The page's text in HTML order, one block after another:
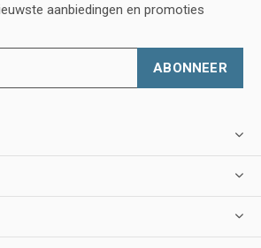
aanbiedingen en promoties
ABONNEER